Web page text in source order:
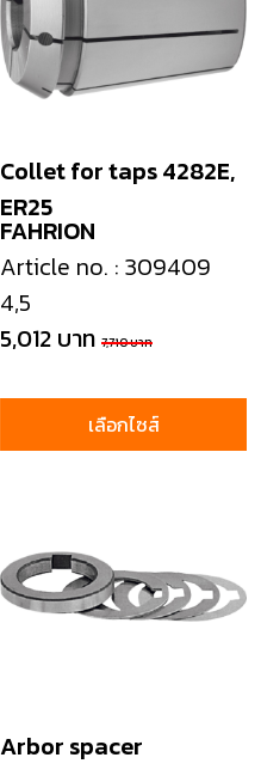
FAHRION
Collet for taps 4282E,
ER25
Article no. : 309409
4,5
5,012 บาท 7,710 บาท
เลือกไซส์
Arbor spacer